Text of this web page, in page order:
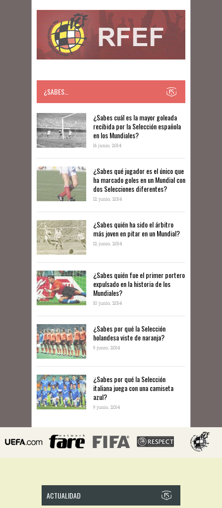
¿SABES…
​​¿Sabes cuál es la mayor goleada
recibida por la Selección española
en los Mundiales?
16 junio, 2014
¿Sabes qué jugador es el único que
ha marcado goles en un Mundial con
dos Selecciones diferentes?
12 junio, 2014
¿Sabes quién ha sido el árbitro
más joven en pitar en un Mundial?
12 junio, 2014
¿Sabes quién fue el primer portero
expulsado en la historia de los
Mundiales?
10 junio, 2014
​¿Sabes por qué la Selección
holandesa viste de naranja?
9 junio, 2014
¿Sabes por qué la Selección
italiana juega con una camiseta
azul?
9 junio, 2014
ACTUALIDAD